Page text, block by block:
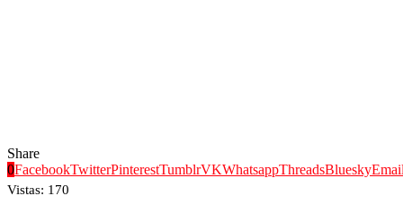
Share
0FacebookTwitterPinterestTumblrVKWhatsappThreadsBluesky
Vistas: 170